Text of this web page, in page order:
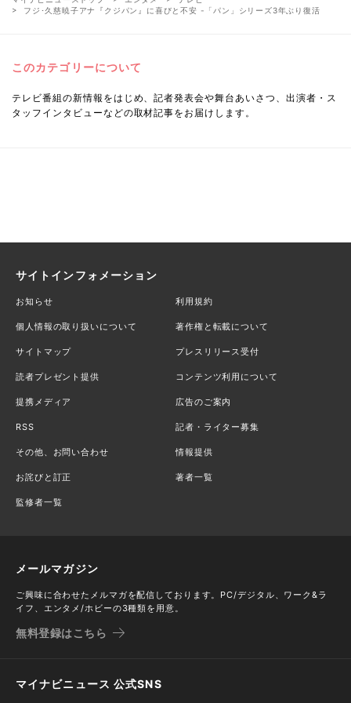
フジ･久慈暁子アナ『クジパン』に喜びと不安 -「パン」シリーズ3年ぶり復活
このカテゴリーについて
テレビ番組の新情報をはじめ、記者発表会や舞台あいさつ、出演者・ス
タッフインタビューなどの取材記事をお届けします。
サイトインフォメーション
お知らせ 利用規約
個人情報の取り扱いについて 著作権と転載について
サイトマップ プレスリリース受付
読者プレゼント提供 コンテンツ利用について
提携メディア 広告のご案内
RSS 記者・ライター募集
その他、お問い合わせ 情報提供
お詫びと訂正 著者一覧
監修者一覧
メールマガジン
ご興味に合わせたメルマガを配信しております。PC/デジタル、ワーク&ラ
イフ、エンタメ/ホビーの3種類を用意。
無料登録はこちら
マイナビニュース 公式SNS